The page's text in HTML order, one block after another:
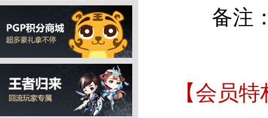
备注：
【会员